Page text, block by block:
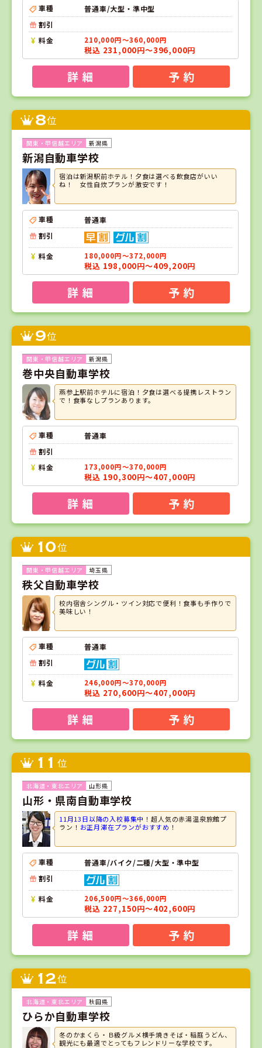
車種
普通車/大型・準中型
割引
料金
210,000円～360,000円
税込 231,000円～396,000円
詳 細 予 約
8位
新潟県
新潟自動車学校
宿泊は新潟駅前ホテル！夕食は選べる飲食店がいい
ね！ 女性自炊プランが激安です！
車種
普通車
割引
料金 180,000円～372,000円
税込 198,000円～409,200円
詳 細 予 約
9位
新潟県
巻中央自動車学校
燕参上駅前ホテルに宿泊！夕食は選べる提携レストラン
で！食事なしプランあります。
車種
普通車
割引
料金
173,000円～370,000円
税込 190,300円～407,000円
詳 細 予 約
10位
埼玉県
秩父自動車学校
校内宿舎シングル・ツイン対応で便利！食事も手作りで
美味しい！
車種
普通車
割引
料金 246,000円～370,000円
税込 270,600円～407,000円
詳 細 予 約
11 位
山形県
山形・県南自動車学校
11月13日以降の入校募集中！超人気の赤湯温泉旅館プ
ラン！ お正月滞在プランがおすすめ！
車種
普通車/バイク/二種/大型・準中型
割引
料金 206,500円～366,000円
税込 227,150円～402,600円
詳 細 予 約
12位
秋田県
ひらか自動車学校
冬のかまくら・Ｂ級グルメ横手焼きそば・稲庭うどん、
観光にも最適でとってもフレンドリーな学校です。